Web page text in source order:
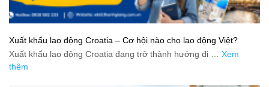
Xuất khẩu lao động Croatia – Cơ hội nào cho lao động Việt?
Xuất khẩu lao động Croatia đang trở thành hướng đi … Xem
thêm